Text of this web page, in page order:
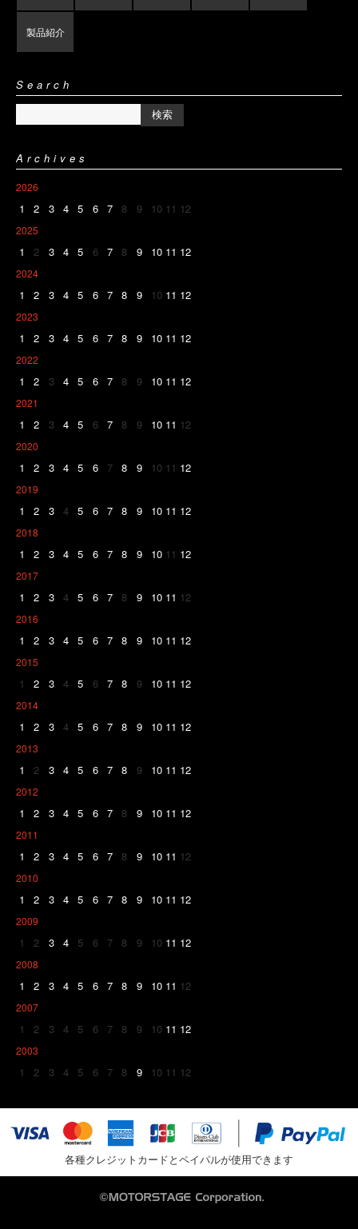
製品紹介
Search
Archives
2026
1 2 3 4 5 6 7 8 9 10 11 12
2025
1 2 3 4 5 6 7 8 9 10 11 12
2024
1 2 3 4 5 6 7 8 9 10 11 12
2023
1 2 3 4 5 6 7 8 9 10 11 12
2022
1 2 3 4 5 6 7 8 9 10 11 12
2021
1 2 3 4 5 6 7 8 9 10 11 12
2020
1 2 3 4 5 6 7 8 9 10 11 12
2019
1 2 3 4 5 6 7 8 9 10 11 12
2018
1 2 3 4 5 6 7 8 9 10 11 12
2017
1 2 3 4 5 6 7 8 9 10 11 12
2016
1 2 3 4 5 6 7 8 9 10 11 12
2015
1 2 3 4 5 6 7 8 9 10 11 12
2014
1 2 3 4 5 6 7 8 9 10 11 12
2013
1 2 3 4 5 6 7 8 9 10 11 12
2012
1 2 3 4 5 6 7 8 9 10 11 12
2011
1 2 3 4 5 6 7 8 9 10 11 12
2010
1 2 3 4 5 6 7 8 9 10 11 12
2009
1 2 3 4 5 6 7 8 9 10 11 12
2008
1 2 3 4 5 6 7 8 9 10 11 12
2007
1 2 3 4 5 6 7 8 9 10 11 12
2003
1 2 3 4 5 6 7 8 9 10 11 12
各種クレジットカードとペイパルが使用できます